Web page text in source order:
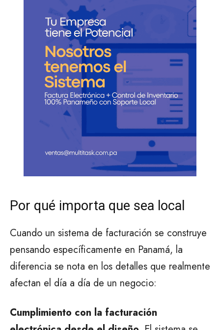
Por qué importa que sea local
Cuando un sistema de facturación se construye
pensando específicamente en Panamá, la
diferencia se nota en los detalles que realmente
afectan el día a día de un negocio:
Cumplimiento con la facturación